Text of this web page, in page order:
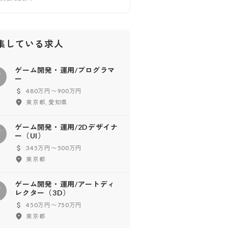
している求人
ゲーム開発・運用/プログラマ
ー
480万円〜900万円
東京都, 愛知県
ゲーム開発・運用/2Dデザイナ
ー（UI）
345万円〜500万円
東京都
ゲーム開発・運用/アートディ
レクター（3D）
450万円〜750万円
東京都